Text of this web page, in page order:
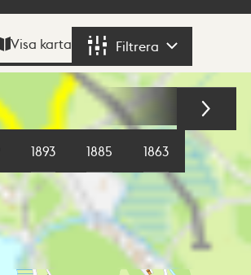
Visa karta Filtrera
1893 1885 1863 1855